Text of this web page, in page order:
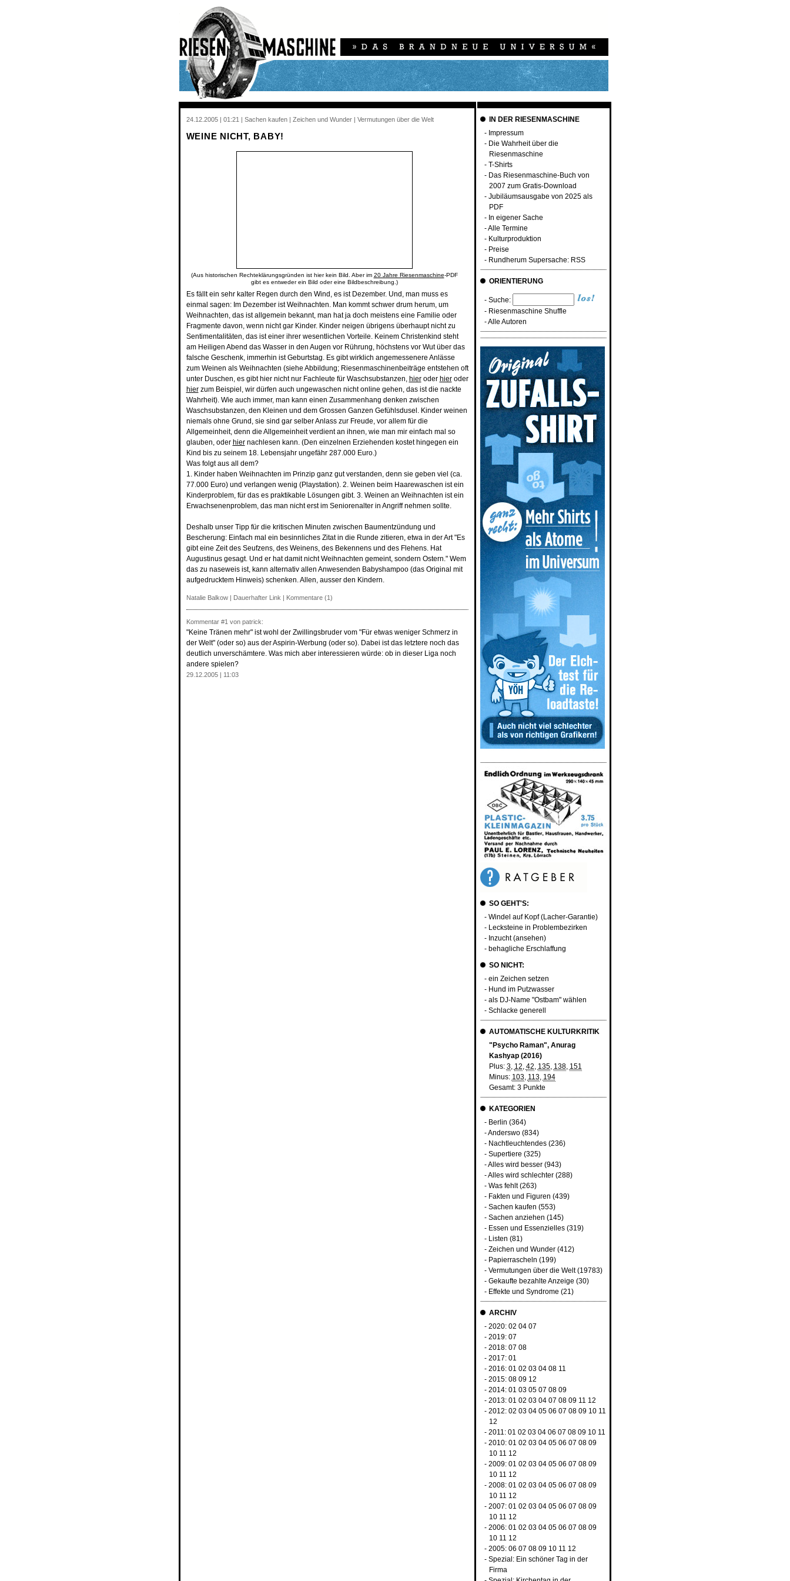
24.12.2005 | 01:21 | Sachen kaufen | Zeichen und Wunder | Vermutungen über die Welt
WEINE NICHT, BABY!
(Aus historischen Rechteklärungsgründen ist hier kein Bild. Aber im 20 Jahre Riesenmaschine-PDF
gibt es entweder ein Bild oder eine Bildbeschreibung.)
Es fällt ein sehr kalter Regen durch den Wind, es ist Dezember. Und, man muss es
einmal sagen: Im Dezember ist Weihnachten. Man kommt schwer drum herum, um
Weihnachten, das ist allgemein bekannt, man hat ja doch meistens eine Familie oder
Fragmente davon, wenn nicht gar Kinder. Kinder neigen übrigens überhaupt nicht zu
Sentimentalitäten, das ist einer ihrer wesentlichen Vorteile. Keinem Christenkind steht
am Heiligen Abend das Wasser in den Augen vor Rührung, höchstens vor Wut über das
falsche Geschenk, immerhin ist Geburtstag. Es gibt wirklich angemessenere Anlässe
zum Weinen als Weihnachten (siehe Abbildung; Riesenmaschinenbeiträge entstehen oft
unter Duschen, es gibt hier nicht nur Fachleute für Waschsubstanzen, hieroder hieroder
hierzum Beispiel, wir dürfen auch ungewaschen nicht online gehen, das ist die nackte
Wahrheit). Wie auch immer, man kann einen Zusammenhang denken zwischen
Waschsubstanzen, den Kleinen und dem Grossen Ganzen Gefühlsdusel. Kinder weinen
niemals ohne Grund, sie sind gar selber Anlass zur Freude, vor allem für die
Allgemeinheit, denn die Allgemeinheit verdient an ihnen, wie man mir einfach mal so
glauben, oder hiernachlesen kann. (Den einzelnen Erziehenden kostet hingegen ein
Kind bis zu seinem 18. Lebensjahr ungefähr 287.000 Euro.)
Was folgt aus all dem?
1. Kinder haben Weihnachten im Prinzip ganz gut verstanden, denn sie geben viel (ca.
77.000 Euro) und verlangen wenig (Playstation). 2. Weinen beim Haarewaschen ist ein
Kinderproblem, für das es praktikable Lösungen gibt. 3. Weinen an Weihnachten ist ein
Erwachsenenproblem, das man nicht erst im Seniorenalter in Angriff nehmen sollte.
Deshalb unser Tipp für die kritischen Minuten zwischen Baumentzündung und
Bescherung: Einfach mal ein besinnliches Zitat in die Runde zitieren, etwa in der Art "Es
gibt eine Zeit des Seufzens, des Weinens, des Bekennens und des Flehens. Hat
Augustinus gesagt. Und er hat damit nicht Weihnachten gemeint, sondern Ostern." Wem
das zu naseweis ist, kann alternativ allen Anwesenden Babyshampoo (das Original mit
aufgedrucktem Hinweis) schenken. Allen, ausser den Kindern.
Natalie Balkow| Dauerhafter Link | Kommentare (1)
Kommentar #1 von patrick:
"Keine Tränen mehr" ist wohl der Zwillingsbruder vom "Für etwas weniger Schmerz in
der Welt" (oder so) aus der Aspirin-Werbung (oder so). Dabei ist das letztere noch das
deutlich unverschämtere. Was mich aber interessieren würde: ob in dieser Liga noch
andere spielen?
29.12.2005 | 11:03
IN DER RIESENMASCHINE
- Impressum
- Die Wahrheit über die
Riesenmaschine
-T-Shirts
- Das Riesenmaschine-Buch von
2007 zum Gratis-Download
-Jubiläumsausgabe von 2025 als
PDF
- In eigener Sache
-Alle Termine
- Kulturproduktion
- Preise
- Rundherum Supersache: RSS
ORIENTIERUNG
- Suche:
- Riesenmaschine Shuffle
-Alle Autoren
SO GEHT'S:
- Windel auf Kopf (Lacher-Garantie)
- Lecksteine in Problembezirken
- Inzucht (ansehen)
- behagliche Erschlaffung
SO NICHT:
- ein Zeichen setzen
- Hund im Putzwasser
- als DJ-Name "Ostbam" wählen
- Schlacke generell
AUTOMATISCHE KULTURKRITIK
"Psycho Raman", Anurag
Kashyap (2016)
Plus: 3, 12, 42, 135, 138, 151
Minus: 103, 113, 194
Gesamt: 3 Punkte
KATEGORIEN
- Berlin (364)
-Anderswo (834)
- Nachtleuchtendes (236)
-Supertiere (325)
-Alles wird besser (943)
-Alles wird schlechter (288)
-Was fehlt(263)
- Fakten und Figuren (439)
-Sachen kaufen (553)
-Sachen anziehen (145)
- Essen und Essenzielles (319)
- Listen (81)
-Zeichen und Wunder (412)
- Papierrascheln (199)
-Vermutungen über die Welt(19783)
-Gekaufte bezahlte Anzeige (30)
- Effekte und Syndrome (21)
ARCHIV
- 2020:02 04 07
- 2019:07
- 2018:07 08
- 2017:01
- 2016:01 02 03 04 08 11
- 2015:08 09 12
- 2014:01 03 05 07 08 09
- 2013:01 02 03 04 07 08 09 11 12
- 2012:02 03 04 05 06 07 08 09 10 11
12
- 2011:01 02 03 04 06 07 08 09 10 11
- 2010:01 02 03 04 05 06 07 08 09
10 11 12
- 2009:01 02 03 04 05 06 07 08 09
10 11 12
- 2008:01 02 03 04 05 06 07 08 09
10 11 12
- 2007:01 02 03 04 05 06 07 08 09
10 11 12
- 2006:01 02 03 04 05 06 07 08 09
10 11 12
- 2005:06 07 08 09 10 11 12
-Spezial: Ein schöner Tag in der
Firma